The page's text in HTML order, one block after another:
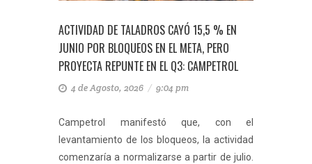
ACTIVIDAD DE TALADROS CAYÓ 15,5 % EN
JUNIO POR BLOQUEOS EN EL META, PERO
PROYECTA REPUNTE EN EL Q3: CAMPETROL
4 de Agosto, 2026 / 9:04 pm
Campetrol manifestó que, con el
levantamiento de los bloqueos, la actividad
comenzaría a normalizarse a partir de julio.